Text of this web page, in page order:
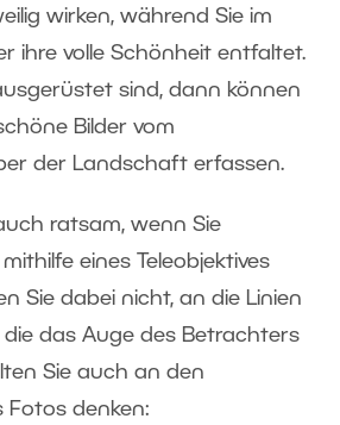
wirken, während Sie im
ihre volle Schönheit entfaltet.
sind, dann können
Bilder vom
der Landschaft erfassen.
ratsam, wenn Sie
eines Teleobjektives
Sie dabei nicht, an die Linien
die das Auge des Betrachters
Sie auch an den
denken: